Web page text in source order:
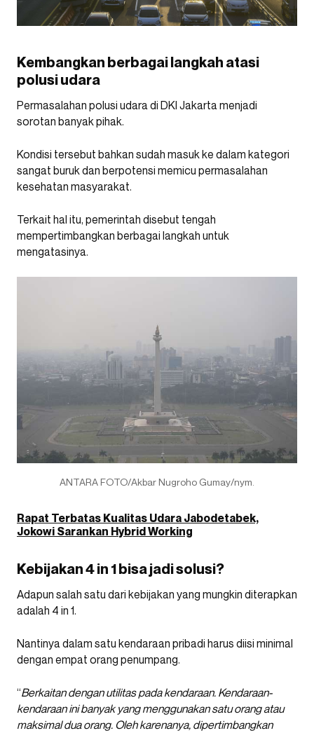
Kembangkan berbagai langkah atasi
polusi udara
Permasalahan polusi udara di DKI Jakarta menjadi
sorotan banyak pihak.
Kondisi tersebut bahkan sudah masuk ke dalam kategori
sangat buruk dan berpotensi memicu permasalahan
kesehatan masyarakat.
Terkait hal itu, pemerintah disebut tengah
mempertimbangkan berbagai langkah untuk
mengatasinya.
ANTARA FOTO/Akbar Nugroho Gumay/nym.
Rapat Terbatas Kualitas Udara Jabodetabek,
Jokowi Sarankan Hybrid Working
Kebijakan 4 in 1 bisa jadi solusi?
Adapun salah satu dari kebijakan yang mungkin diterapkan
adalah 4 in 1.
Nantinya dalam satu kendaraan pribadi harus diisi minimal
dengan empat orang penumpang.
“Berkaitan dengan utilitas pada kendaraan. Kendaraan-
kendaraan ini banyak yang menggunakan satu orang atau
maksimal dua orang. Oleh karenanya, dipertimbangkan